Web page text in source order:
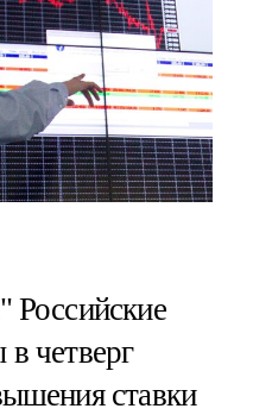
Российские
четверг
ставки